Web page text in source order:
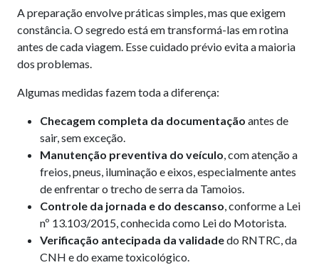
A preparação envolve práticas simples, mas que exigem
constância. O segredo está em transformá-las em rotina
antes de cada viagem. Esse cuidado prévio evita a maioria
dos problemas.
Algumas medidas fazem toda a diferença:
Checagem completa da documentação antes de
sair, sem exceção.
Manutenção preventiva do veículo, com atenção a
freios, pneus, iluminação e eixos, especialmente antes
de enfrentar o trecho de serra da Tamoios.
Controle da jornada e do descanso, conforme a Lei
nº 13.103/2015, conhecida como Lei do Motorista.
Verificação antecipada da validadedo RNTRC, da
CNH e do exame toxicológico.